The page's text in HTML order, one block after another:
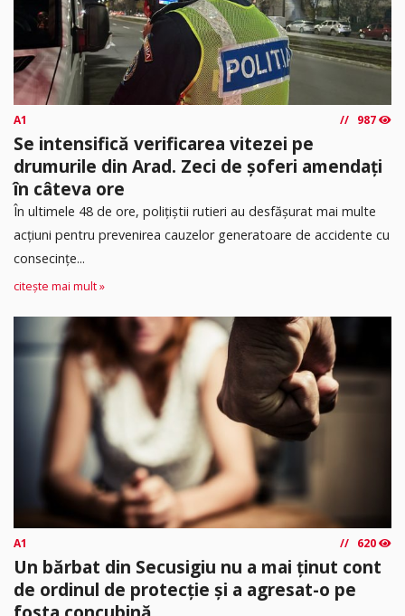
A1 987
Se intensifică verificarea vitezei pe
drumurile din Arad. Zeci de șoferi amendați
în câteva ore
În ultimele 48 de ore, polițiștii rutieri au desfășurat mai multe
acțiuni pentru prevenirea cauzelor generatoare de accidente cu
consecințe...
citește mai mult »
A1 620
Un bărbat din Secusigiu nu a mai ținut cont
de ordinul de protecție și a agresat-o pe